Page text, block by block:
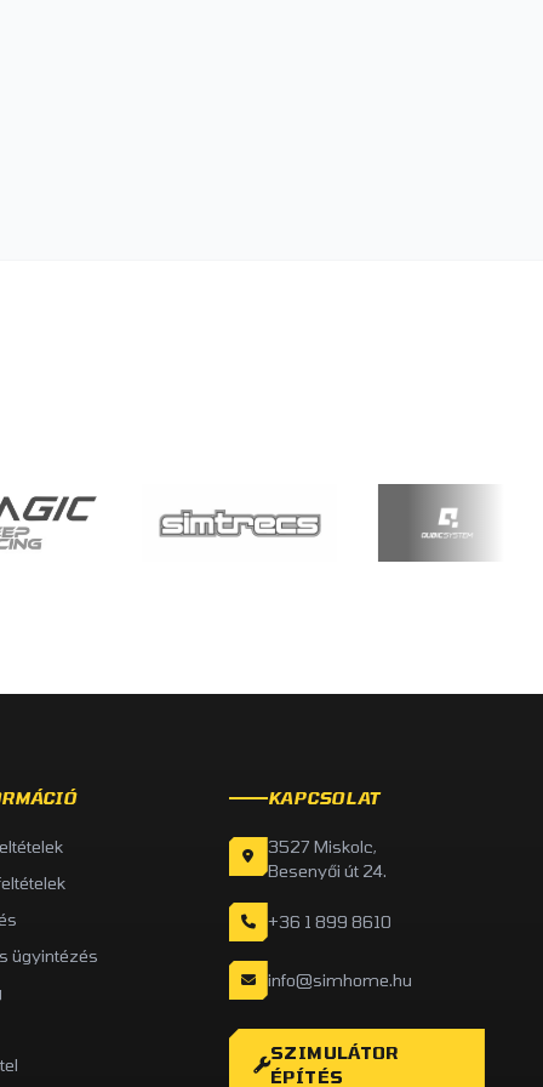
ügyintézés
KAPCSOLAT
3527 Miskolc,
Besenyői út 24.
+36 1 899 8610
info@simhome.hu
SZIMULÁTOR
ÉPÍTÉS